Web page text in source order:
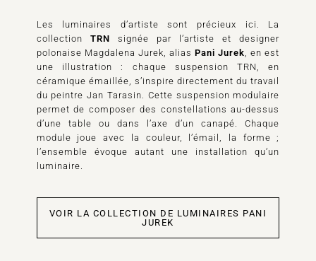
Les luminaires d’artiste sont précieux ici. La
collection TRN signée par l’artiste et designer
polonaise Magdalena Jurek, aliasPani Jurek , en est
une illustration : chaque suspension TRN, en
céramique émaillée, s’inspire directement du travail
du peintre Jan Tarasin. Cette suspension modulaire
permet de composer des constellations au-dessus
d’une table ou dans l’axe d’un canapé. Chaque
module joue avec la couleur, l’émail, la forme ;
l’ensemble évoque autant une installation qu’un
luminaire.
VOIR LA COLLECTION DE LUMINAIRES PANI
JUREK